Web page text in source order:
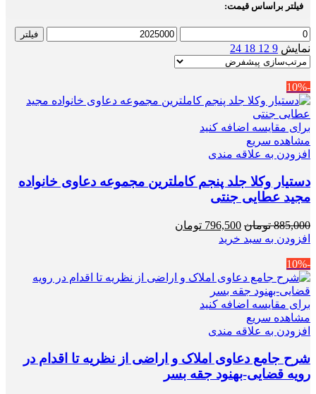
فیلتر براساس قیمت:
حداقل
قیمت
حداکثر
فیلتر
نمایش 9
12
18
24
-10%
برای مقایسه اضافه کنید
مشاهده سریع
افزودن به علاقه مندی
دستیار وکلا جلد پنجم کاملترین مجموعه دعاوی خانواده
مجید عطایی جنتی
885,000 تومان قیمت
اصلی
796,500 تومان
افزودن به سبد خرید
-10%
برای مقایسه اضافه کنید
مشاهده سریع
افزودن به علاقه مندی
شرح جامع دعاوی املاک و اراضی از نظریه تا اقدام در
رویه قضایی-بهنود جقه بسر